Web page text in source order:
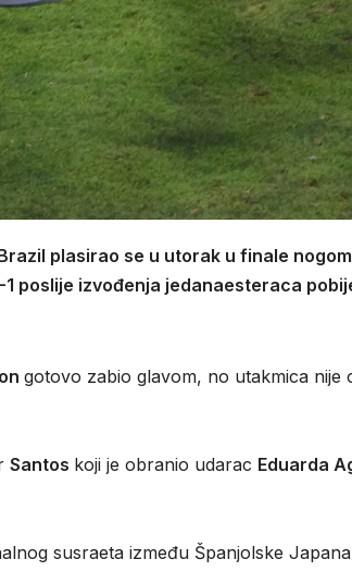
plasirao se u utorak u finale
poslije izvođenja jedanaesteraca
gotovo zabio glavom, no utakmica nije
Santos koji je obranio udarac Eduarda
susraeta između Španjolske